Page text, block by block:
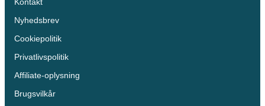
Nyhedsbrev
Cookiepolitik
Privatlivspolitik
Affiliate-oplysning
Brugsvilkår